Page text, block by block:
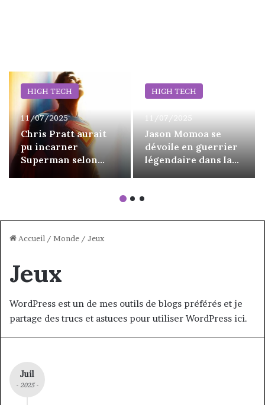
HIGH TECH
11/07/2025
Chris Pratt aurait
pu incarner
Superman selon
James Gunn, mais
HIGH TECH
11/07/2025
Jason Momoa se
dévoile en guerrier
légendaire dans la
Accueil / Monde / Jeux
Jeux
WordPress est un de mes outils de blogs préférés et je
partage des trucs et astuces pour utiliser WordPress ici.
Juil
- 2025 -